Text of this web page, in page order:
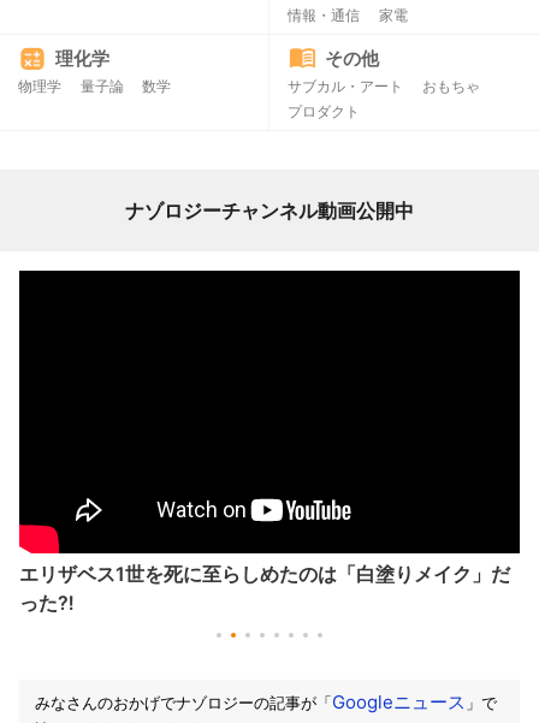
情報・通信
家電
理化学
物理学 量子論 数学
その他
サブカル・アート
おもちゃ
プロダクト
ナゾロジーチャンネル動画公開中
エリザベス1世を死に至らしめたのは「白塗りメイク」だ
った⁈
みなさんのおかげでナゾロジーの記事が「Googleニュース 」で